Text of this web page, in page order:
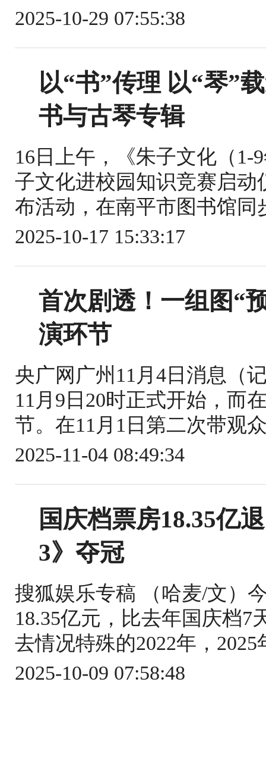
2025-10-29 07:55:38
以“书”传理 以“琴”
书与古琴专辑
16日上午，《朱子文化（1-
子文化进校园知识竞赛启
布活动，在南平市图书馆
2025-10-17 15:33:17
首次剧透！一组图“
演环节
央广网广州11月4日消息（
11月9日20时正式开始，而
节。在11月1日第二次带观
2025-11-04 08:49:34
国庆档票房18.35亿
3》夺冠
搜狐娱乐专稿 （哈麦/文）
18.35亿元，比去年国庆档7
去情况特殊的2022年，
2025-10-09 07:58:48